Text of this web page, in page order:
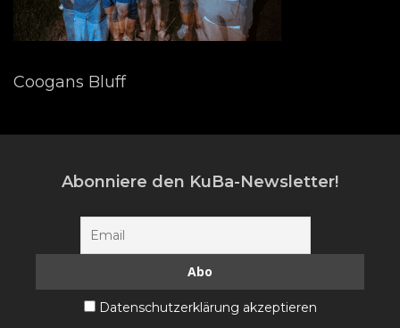
Coogans Bluff
Abonniere den KuBa-Newsletter!
Datenschutzerklärung akzeptieren